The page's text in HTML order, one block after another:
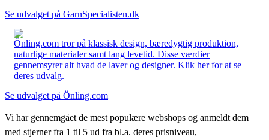
Se udvalget på GarnSpecialisten.dk
Önling.com tror på klassisk design, bæredygtig produktion,
naturlige materialer samt lang levetid. Disse værdier
gennemsyrer alt hvad de laver og designer. Klik her for at se
deres udvalg.
Se udvalget på Önling.com
Vi har gennemgået de mest populære webshops og anmeldt dem
med stjerner fra 1 til 5 ud fra bl.a. deres prisniveau,